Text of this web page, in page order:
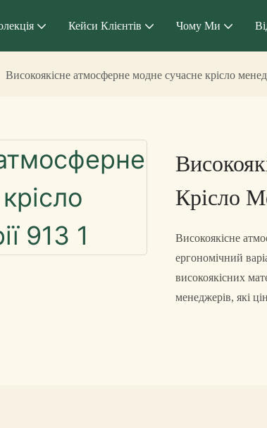
Кейси Клієнтів Чому Ми
Високоякісне атмосферне модне сучасне крісло
Крісло
Високоякісне
ергономічний
високоякісних
менеджерів, які